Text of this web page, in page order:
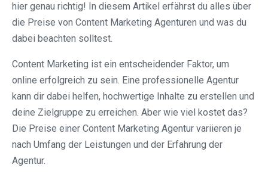
hier genau richtig! In diesem Artikel erfährst du alles über
die Preise von Content Marketing Agenturen und was du
dabei beachten solltest.
Content Marketing ist ein entscheidender Faktor, um
online erfolgreich zu sein. Eine professionelle Agentur
kann dir dabei helfen, hochwertige Inhalte zu erstellen und
deine Zielgruppe zu erreichen. Aber wie viel kostet das?
Die Preise einer Content Marketing Agentur variieren je
nach Umfang der Leistungen und der Erfahrung der
Agentur.